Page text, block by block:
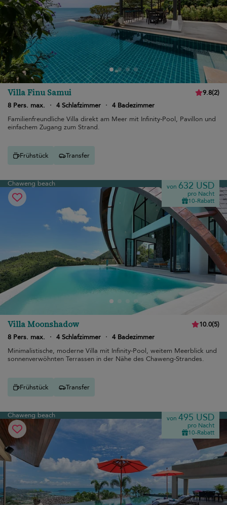
Villa Finu Samui 9.8(2)
8 Pers. max.
· 4 Schlafzimmer · 4 Badezimmer
Familienfreundliche Villa direkt am Meer mit Infinity-Pool, Pavillon und
einfachem Zugang zum Strand.
Frühstück Transfer
Chaweng beach von 632 USD
pro Nacht
10-Rabatt
Villa Moonshadow 10.0(5)
8 Pers. max.
· 4 Schlafzimmer · 4 Badezimmer
Minimalistische, moderne Villa mit Infinity-Pool, weitem Meerblick und
sonnenverwöhnten Terrassen in der Nähe des Chaweng-Strandes.
Frühstück Transfer
Chaweng beach von 495 USD
pro Nacht
10-Rabatt